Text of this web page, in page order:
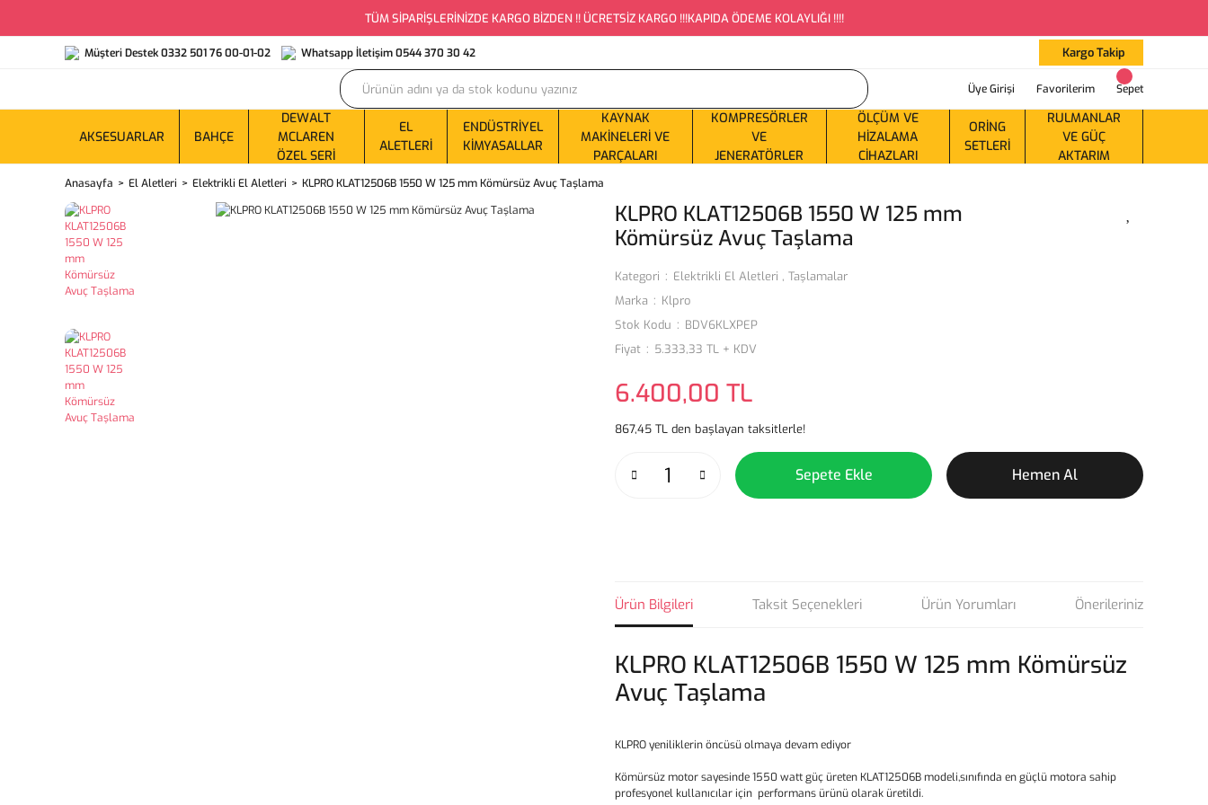
TÜM SİPARİŞLERİNİZDE KARGO BİZDEN !! ÜCRETSİZ KARGO !!!KAPIDA ÖDEME KOLAYLIĞI !!!!
Müşteri Destek 0332 501 76 00-01-02 Whatsapp İletişim 0544 370 30 42 Kargo Takip
Üye Girişi Favorilerim Sepet
AKSESUARLAR BAHÇE
DEWALT
MCLAREN
ÖZEL SERI
EL
ALETLERI
ENDÜSTRIYEL
KIMYASALLAR
KAYNAK
MAKINELERI VE
PARÇALARI
KOMPRESÖRLER
VE
JENERATÖRLER
ÖLÇÜM VE
HIZALAMA
CIHAZLARI
ORING
SETLERI
RULMANLAR
VE GÜÇ
AKTARIM
Anasayfa El Aletleri Elektrikli El Aletleri KLPRO KLAT12506B 1550 W 125 mm Kömürsüz Avuç Taşlama
KLPRO KLAT12506B 1550 W 125 mm
Kömürsüz Avuç Taşlama
Kategori Elektrikli El Aletleri , Taşlamalar
Marka
Klpro
Stok Kodu
BDV6KLXPEP
Fiyat
5.333,33 TL + KDV
6.400,00 TL
867,45 TL den başlayan taksitlerle!
Sepete Ekle Hemen Al
Ürün Bilgileri Taksit Seçenekleri Ürün Yorumları Önerileriniz
KLPRO KLAT12506B 1550 W 125 mm Kömürsüz
Avuç Taşlama
KLPRO yeniliklerin öncüsü olmaya devam ediyor
Kömürsüz motor sayesinde 1550 watt güç üreten KLAT12506B modeli,sınıfında en güçlü motora sahip
profesyonel kullanıcılar için performans ürünü olarak üretildi.